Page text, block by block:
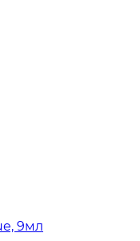
9мл